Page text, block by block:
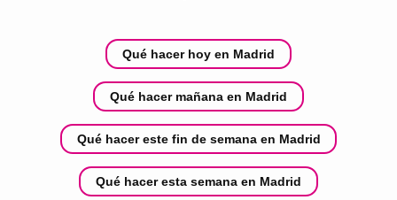
Qué hacer hoy en Madrid
Qué hacer mañana en Madrid
Qué hacer este fin de semana en Madrid
Qué hacer esta semana en Madrid